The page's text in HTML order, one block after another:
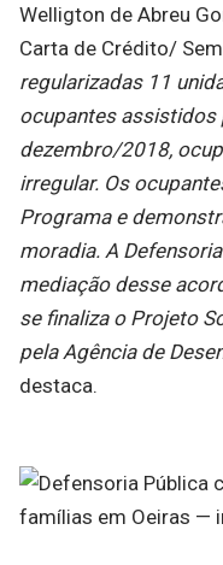
Welligton de Abreu
Carta de Crédito/
regularizadas 11
ocupantes assistidos
dezembro/2018,
irregular. Os
Programa e
moradia. A
mediação desse
se finaliza o Projeto
pela Agência de
destaca.